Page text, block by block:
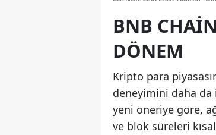
BNB
DÖNEM
Kripto para
deneyimini daha da
yeni öneriye göre,
ve blok süreleri